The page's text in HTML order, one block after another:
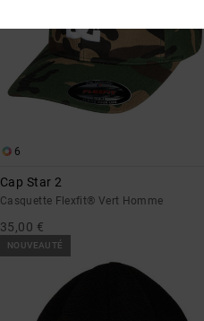
6
Cap Star 2
Casquette Flexfit® Vert Homme
35,00 €
NOUVEAUTÉ